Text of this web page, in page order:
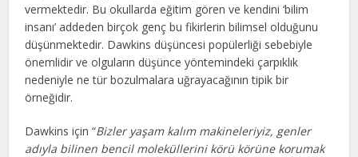
vermektedir. Bu okullarda eğitim gören ve kendini ‘bilim
insanı’ addeden birçok genç bu fikirlerin bilimsel olduğunu
düşünmektedir. Dawkins düşüncesi popülerliği sebebiyle
önemlidir ve olguların düşünce yöntemindeki çarpıklık
nedeniyle ne tür bozulmalara uğrayacağının tipik bir
örneğidir.
Dawkins için “Bizler yaşam kalım makineleriyiz, genler
adıyla bilinen bencil moleküllerini körü körüne korumak